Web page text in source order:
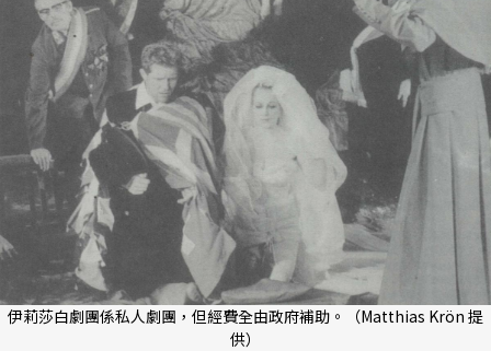
伊莉莎白劇團係私人劇團，但經費全由政府補助。（Matthias Krön 提
供）